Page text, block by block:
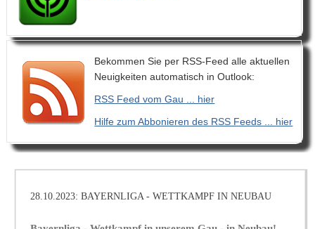
Bekommen Sie per RSS-Feed alle aktuellen
Neuigkeiten automatisch in Outlook:
RSS Feed vom Gau ... hier
Hilfe zum Abbonieren des RSS Feeds ... hier
28.10.2023: BAYERNLIGA - WETTKAMPF IN NEUBAU